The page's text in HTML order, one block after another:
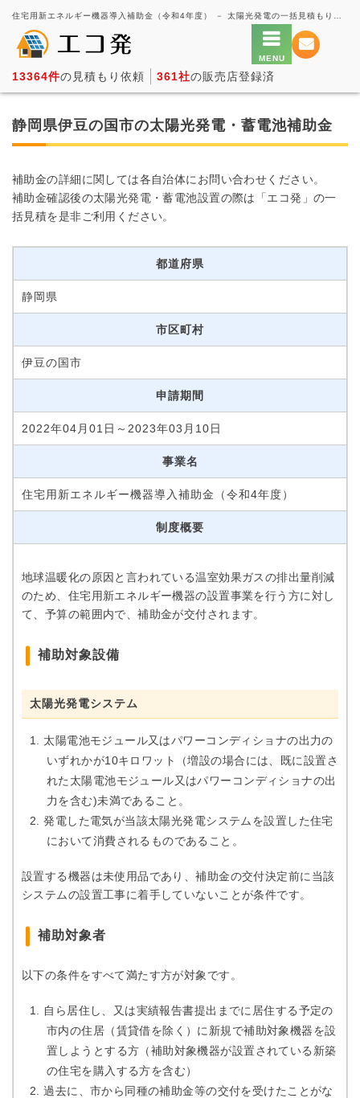
13364件の見積もり依頼 361社の販売店登録済
静岡県伊豆の国市の太陽光発電・蓄電池補助金
補助金の詳細に関しては各自治体にお問い合わせください。
補助金確認後の太陽光発電・蓄電池設置の際は「エコ発」の一
括見積を是非ご利用ください。
都道府県
静岡県
市区町村
伊豆の国市
申請期間
2022年04月01日～2023年03月10日
事業名
住宅用新エネルギー機器導入補助金（令和4年度）
制度概要
地球温暖化の原因と言われている温室効果ガスの排出量削減
のため、住宅用新エネルギー機器の設置事業を行う方に対し
て、予算の範囲内で、補助金が交付されます。
補助対象設備
太陽光発電システム
太陽電池モジュール又はパワーコンディショナの出力の
いずれかが10キロワット（増設の場合には、既に設置さ
れた太陽電池モジュール又はパワーコンディショナの出
力を含む)未満であること。
発電した電気が当該太陽光発電システムを設置した住宅
において消費されるものであること。
設置する機器は未使用品であり、補助金の交付決定前に当該
システムの設置工事に着手していないことが条件です。
補助対象者
以下の条件をすべて満たす方が対象です。
自ら居住し、又は実績報告書提出までに居住する予定の
市内の住居（賃貸借を除く）に新規で補助対象機器を設
置しようとする方（補助対象機器が設置されている新築
の住宅を購入する方を含む）
過去に、市から同種の補助金等の交付を受けたことがな